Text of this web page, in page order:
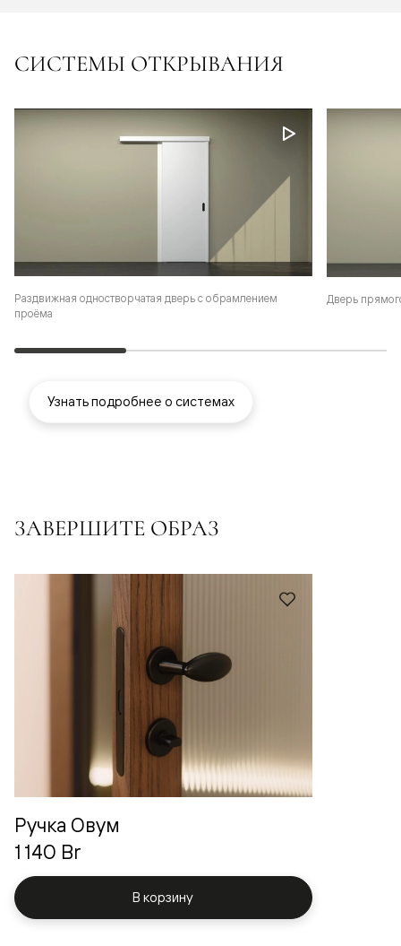
СИСТЕМЫ ОТКРЫВАНИЯ
Раздвижная одностворчатая дверь с обрамлением
проёма
Дверь
Узнать подробнее о системах
ЗАВЕРШИТЕ ОБРАЗ
Ручка Овум
1 140 Br
В корзину